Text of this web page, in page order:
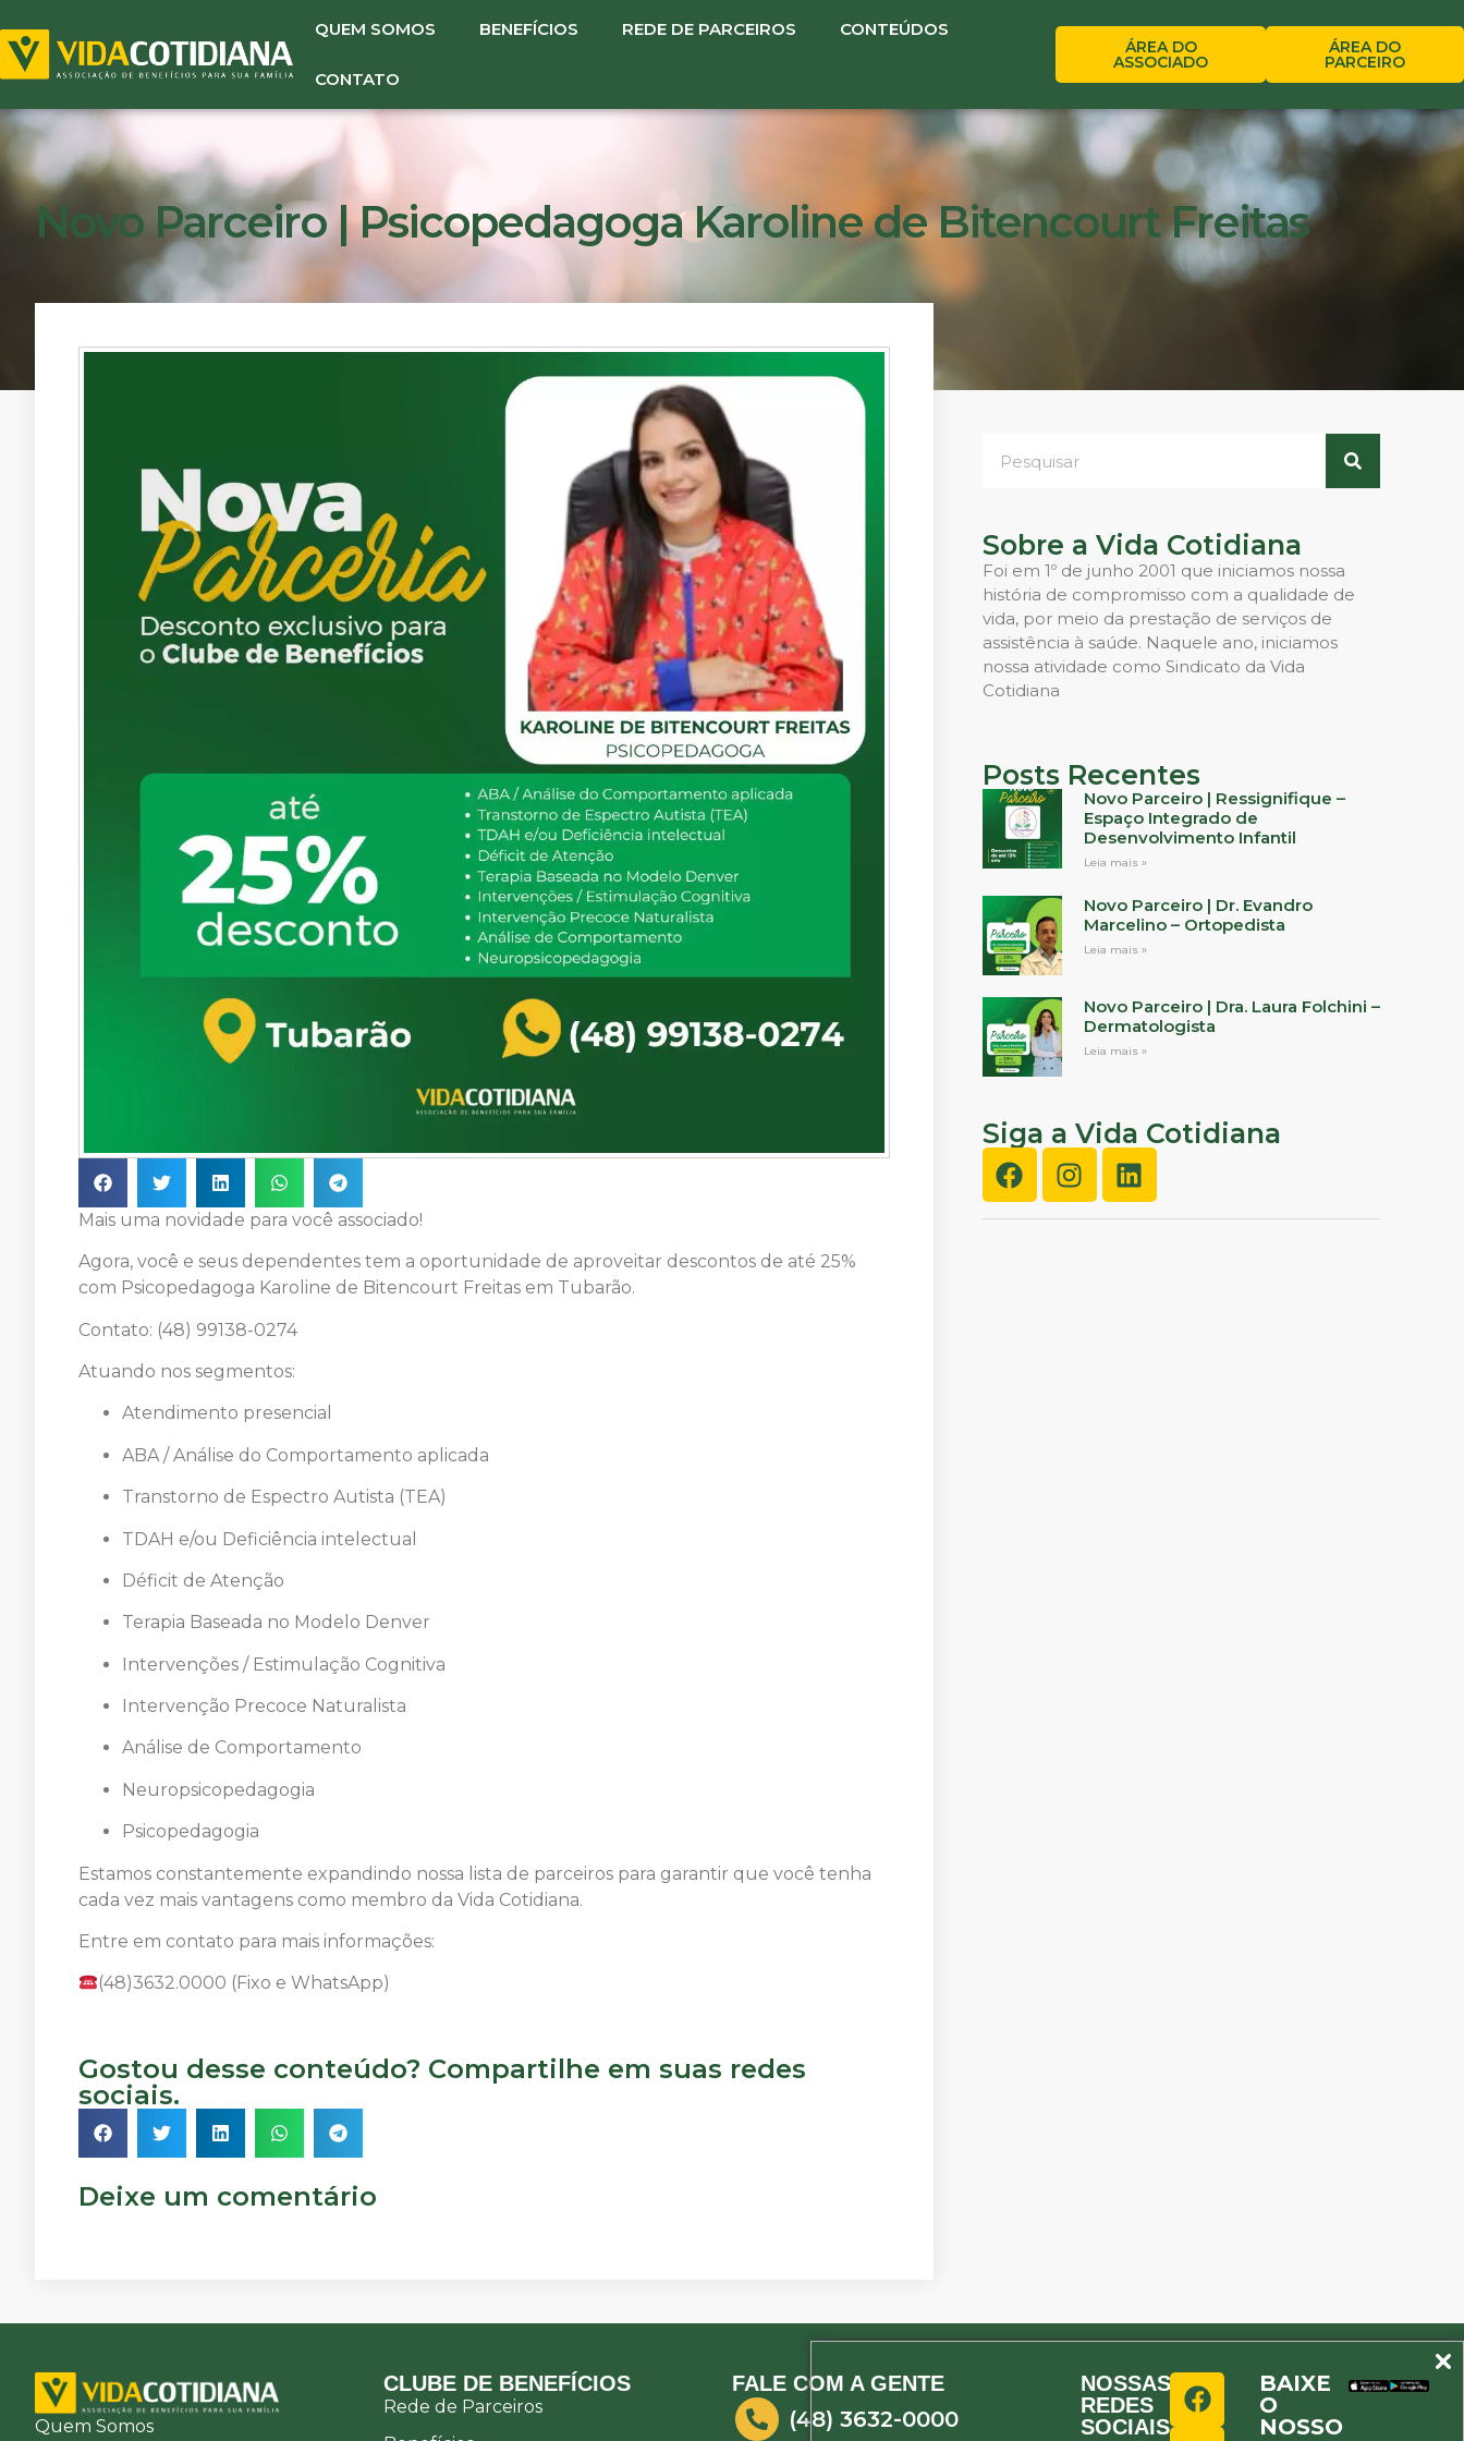
QUEM SOMOS BENEFÍCIOS REDE DE PARCEIROS CONTEÚDOS
CONTATO
ÁREA DO
ASSOCIADO
ÁREA DO
PARCEIRO
Novo Parceiro | Psicopedagoga Karoline de Bitencourt Freitas
Mais uma novidade para você associado!
Agora, você e seus dependentes tem a oportunidade de aproveitar descontos de até 25%
com Psicopedagoga Karoline de Bitencourt Freitas em Tubarão.
Contato: (48) 99138-0274
Atuando nos segmentos:
Atendimento presencial
ABA / Análise do Comportamento aplicada
Transtorno de Espectro Autista (TEA)
TDAH e/ou Deficiência intelectual
Déficit de Atenção
Terapia Baseada no Modelo Denver
Intervenções / Estimulação Cognitiva
Intervenção Precoce Naturalista
Análise de Comportamento
Neuropsicopedagogia
Psicopedagogia
Estamos constantemente expandindo nossa lista de parceiros para garantir que você tenha
cada vez mais vantagens como membro da Vida Cotidiana.
Entre em contato para mais informações:
(48)3632.0000 (Fixo e WhatsApp)
Gostou desse conteúdo? Compartilhe em suas redes
sociais.
Deixe um comentário
Sobre a Vida Cotidiana
Foi em 1º de junho 2001 que iniciamos nossa
história de compromisso com a qualidade de
vida, por meio da prestação de serviços de
assistência à saúde. Naquele ano, iniciamos
nossa atividade como Sindicato da Vida
Cotidiana
Posts Recentes
Novo Parceiro | Ressignifique –
Espaço Integrado de
Desenvolvimento Infantil
Leia mais »
Novo Parceiro | Dr. Evandro
Marcelino – Ortopedista
Leia mais »
Novo Parceiro | Dra. Laura Folchini –
Dermatologista
Leia mais »
Siga a Vida Cotidiana
Quem Somos
CLUBE DE BENEFÍCIOS
Rede de Parceiros
FALE COM A GENTE
(48) 3632-0000
NOSSAS
REDES
SOCIAIS
BAIXE
O
NOSSO